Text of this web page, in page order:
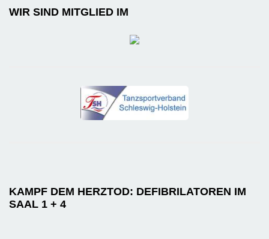
WIR SIND MITGLIED IM
KAMPF DEM HERZTOD: DEFIBRILATOREN IM
SAAL 1 + 4